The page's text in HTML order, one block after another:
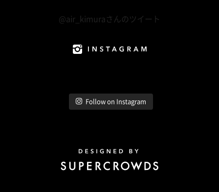
@air_kimuraさんのツイート
Follow on Instagram